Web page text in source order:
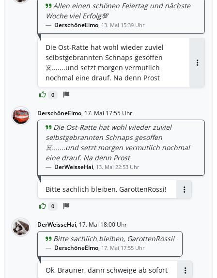
0
Allen einen schönen Feiertag und nächste
Woche viel Erfolg💯
DerschöneElmo, 13. Mai 15:39 Uhr
Die Ost-Ratte hat wohl wieder zuviel
selbstgebrannten Schnaps gesoffen
☠️.......und setzt morgen vermutlich
nochmal eine drauf. Na denn Prost
DerschöneElmo, 17. Mai 17:55 Uhr
0
Die Ost-Ratte hat wohl wieder zuviel
selbstgebrannten Schnaps gesoffen
☠️.......und setzt morgen vermutlich nochmal
eine drauf. Na denn Prost
DerWeisseHai, 13. Mai 22:53 Uhr
Bitte sachlich bleiben, GarottenRossi!
DerWeisseHai, 17. Mai 18:00 Uhr
Bitte sachlich bleiben, GarottenRossi!
DerschöneElmo, 17. Mai 17:55 Uhr
Ok, Brauner, dann schweige ab sofort